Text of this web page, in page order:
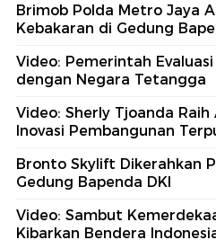
Brimob Polda Metro Jaya
Kebakaran di Gedung
Video: Pemerintah
dengan Negara Tetangga
Video: Sherly Tjoanda
Inovasi Pembangunan
Bronto Skylift Dikerahkan
Gedung Bapenda DKI
Video: Sambut
Kibarkan Bendera